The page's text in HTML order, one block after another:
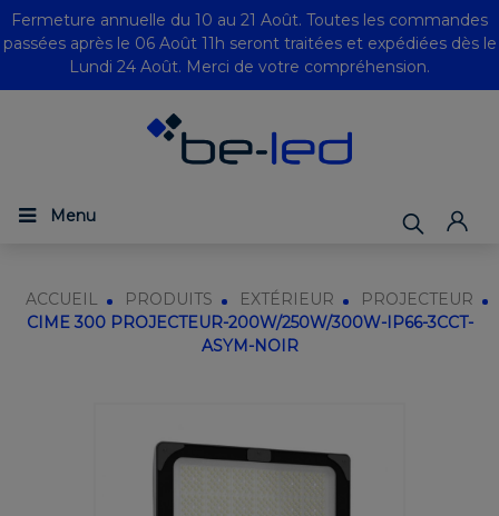
Fermeture annuelle du 10 au 21 Août. Toutes les commandes
passées après le 06 Août 11h seront traitées et expédiées dès le
Lundi 24 Août. Merci de votre compréhension.
Menu
ACCUEIL PRODUITS EXTÉRIEUR
PROJECTEUR
CIME 300 PROJECTEUR-200W/250W/300W-IP66-3CCT-
ASYM-NOIR